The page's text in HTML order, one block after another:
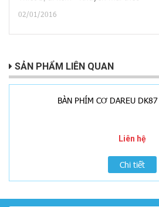
02/01/2016
SẢN PHẨM LIÊN QUAN
BÀN PHÍM CƠ DAREU
Liên hệ
Chi tiết